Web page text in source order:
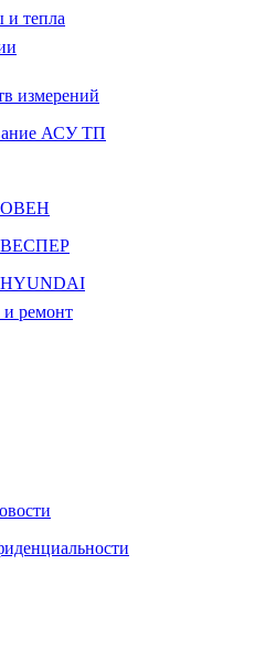
и тепла
измерений
АСУ ТП
ОВЕН
ВЕСПЕР
HYUNDAI
и ремонт